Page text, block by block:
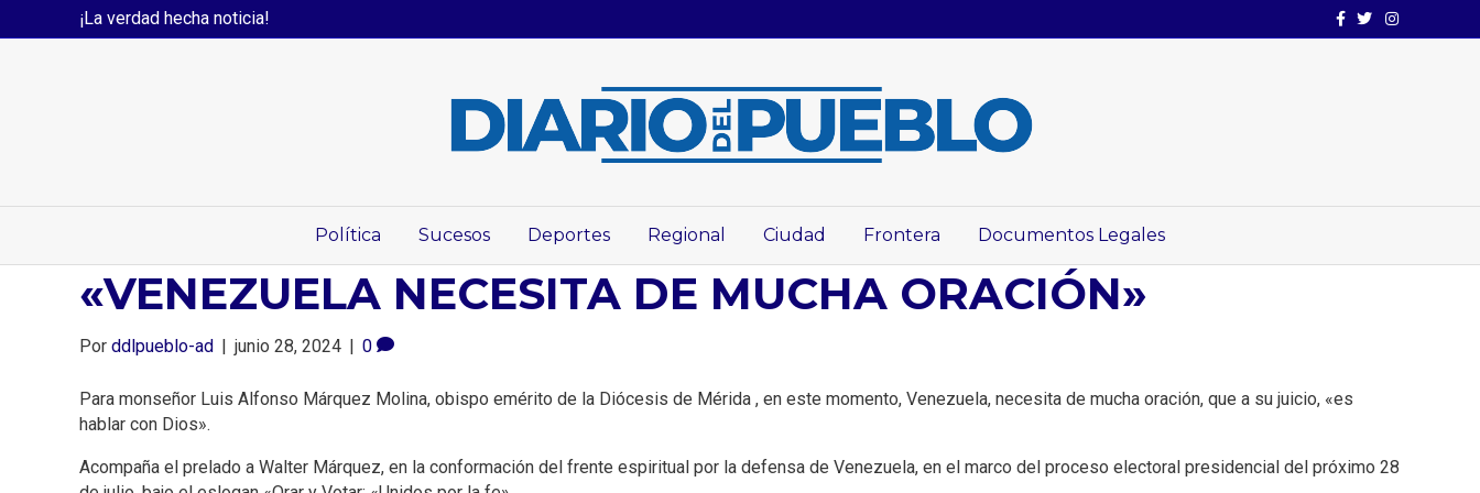
¡La verdad hecha noticia! Facebook
TwitterInstagram
Política Sucesos Deportes Regional Ciudad Frontera Documentos Legales
«VENEZUELA NECESITA DE MUCHA ORACIÓN»
Por ddlpueblo-ad junio 28, 2024 0
Para monseñor Luis Alfonso Márquez Molina, obispo emérito de la Diócesis de Mérida , en este momento, Venezuela, necesita de mucha oración, que a su juicio, «es
hablar con Dios».
Acompaña el prelado a Walter Márquez, en la conformación del frente espiritual por la defensa de Venezuela, en el marco del proceso electoral presidencial del próximo 28